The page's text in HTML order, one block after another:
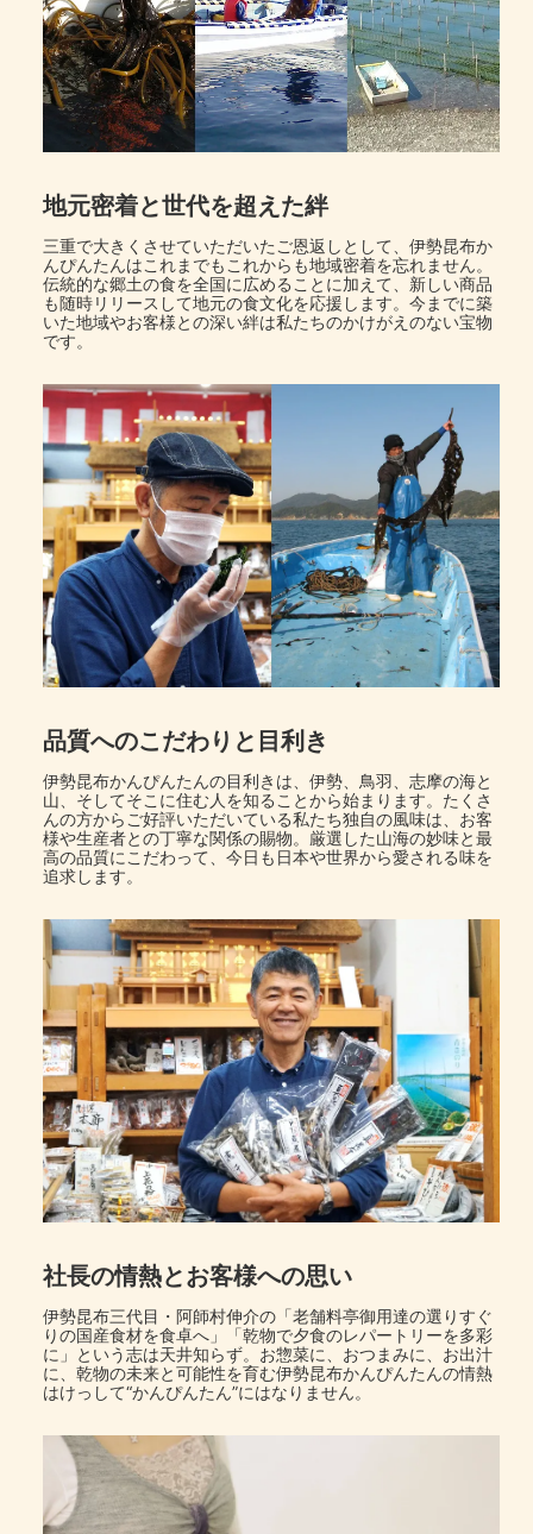
地元密着と世代を超えた絆
三重で大きくさせていただいたご恩返しとして、伊勢昆布か
んぴんたんはこれまでもこれからも地域密着を忘れません。
伝統的な郷土の食を全国に広めることに加えて、新しい商品
も随時リリースして地元の食文化を応援します。今までに築
いた地域やお客様との深い絆は私たちのかけがえのない宝物
です。
品質へのこだわりと目利き
伊勢昆布かんぴんたんの目利きは、伊勢、鳥羽、志摩の海と
山、そしてそこに住む人を知ることから始まります。たくさ
んの方からご好評いただいている私たち独自の風味は、お客
様や生産者との丁寧な関係の賜物。厳選した山海の妙味と最
高の品質にこだわって、今日も日本や世界から愛される味を
追求します。
社長の情熱とお客様への思い
伊勢昆布三代目・阿師村伸介の「老舗料亭御用達の選りすぐ
りの国産食材を食卓へ」「乾物で夕食のレパートリーを多彩
に」という志は天井知らず。お惣菜に、おつまみに、お出汁
に、乾物の未来と可能性を育む伊勢昆布かんぴんたんの情熱
はけっして“かんぴんたん”にはなりません。